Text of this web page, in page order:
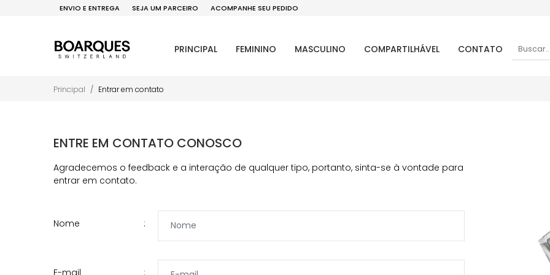
ENVIO E ENTREGA SEJA UM PARCEIRO ACOMPANHE SEU PEDIDO
PRINCIPAL FEMININO MASCULINO COMPARTILHÁVEL CONTATO
Principal Entrar em contato
ENTRE EM CONTATO CONOSCO
Agradecemos o feedback e a interação de qualquer tipo, portanto, sinta-se à vontade para
entrar em contato.
Nome
E-mail